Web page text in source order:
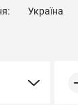
Україна